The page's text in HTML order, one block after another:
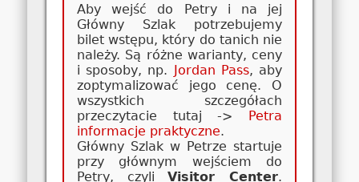
Aby wejść do Petry i na jej
Główny Szlak potrzebujemy
bilet wstępu, który do tanich nie
należy. Są różne warianty, ceny
i sposoby, np. Jordan Pass, aby
zoptymalizować jego cenę. O
wszystkich szczegółach
przeczytacie tutaj -> Petra
informacje praktyczne.
Główny Szlak w Petrze startuje
przy głównym wejściem do
Petry, czyliVisitor Center.